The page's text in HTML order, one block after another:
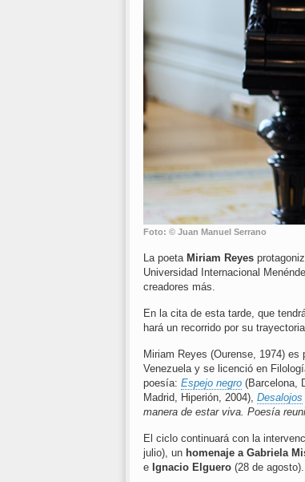
Foto: © Juan Manuel Serrano
La poeta Miriam Reyes
Universidad Internacional
creadores más.
En la cita de esta tarde, que
hará un recorrido por su
Miriam Reyes (Ourense, 1974)
Venezuela y se licenció en
poesía: Espejo negro (Barcelona,
Madrid, Hiperión, 2004), Desalojos
manera de estar viva. Poesía
El ciclo continuará con la
julio), un homenaje a Gabriela
e Ignacio Elguero (28 de agosto).